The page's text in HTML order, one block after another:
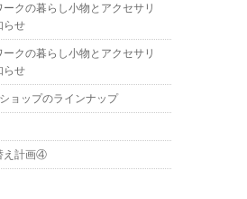
クの暮らし小物とアクセサリ
らせ
クの暮らし小物とアクセサリ
らせ
ョップのラインナップ
え計画④